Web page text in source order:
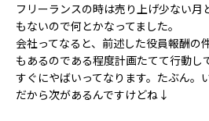
フリーランスの時は売り上げ少ない月
もないので何とかなってました。
会社ってなると、前述した役員報酬の
もあるのである程度計画たてて行動し
すぐにやばいってなります。たぶん。
だから次があるんですけどね↓